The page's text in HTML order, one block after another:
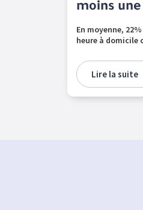
moins
En moyenne,
heure à domicile
Lire la suite